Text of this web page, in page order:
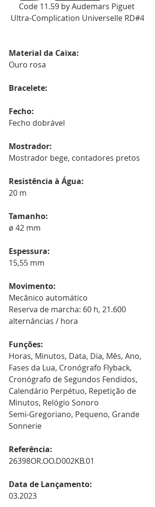
Code 11.59 by Audemars Piguet
Ultra-Complication Universelle RD#4
Material da Caixa:
Ouro rosa
Bracelete:
Fecho:
Fecho dobrável
Mostrador:
Mostrador bege, contadores pretos
Resistência à Água:
20 m
Tamanho:
ø 42 mm
Espessura:
15,55 mm
Movimento:
Mecânico automático
Reserva de marcha: 60 h, 21.600
alternâncias / hora
Funções:
Horas, Minutos, Data, Dia, Mês, Ano,
Fases da Lua, Cronógrafo Flyback,
Cronógrafo de Segundos Fendidos,
Calendário Perpétuo, Repetição de
Minutos, Relógio Sonoro
Semi-Gregoriano, Pequeno, Grande
Sonnerie
Referência:
26398OR.OO.D002KB.01
Data de Lançamento:
03.2023